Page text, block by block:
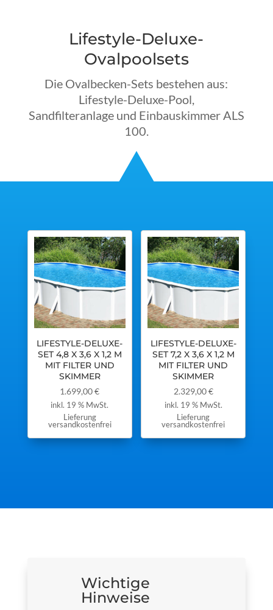
Lifestyle-Deluxe-
Ovalpoolsets
Die Ovalbecken-Sets bestehen aus:
Lifestyle-Deluxe-Pool,
Sandfilteranlage und Einbauskimmer ALS
100.
LIFESTYLE-DELUXE-
SET 4,8 X 3,6 X 1,2 M
MIT FILTER UND
SKIMMER
1.699,00€
inkl. 19 % MwSt.
Lieferung
versandkostenfrei
LIFESTYLE-DELUXE-
SET 7,2 X 3,6 X 1,2 M
MIT FILTER UND
SKIMMER
2.329,00€
inkl. 19 % MwSt.
Lieferung
versandkostenfrei
Wichtige
Hinweise